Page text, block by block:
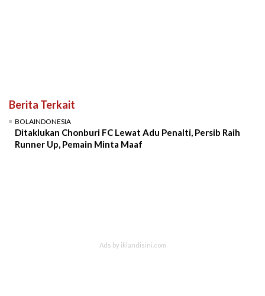
Berita Terkait
BOLAINDONESIA
Ditaklukan Chonburi FC Lewat Adu Penalti, Persib Raih
Runner Up, Pemain Minta Maaf